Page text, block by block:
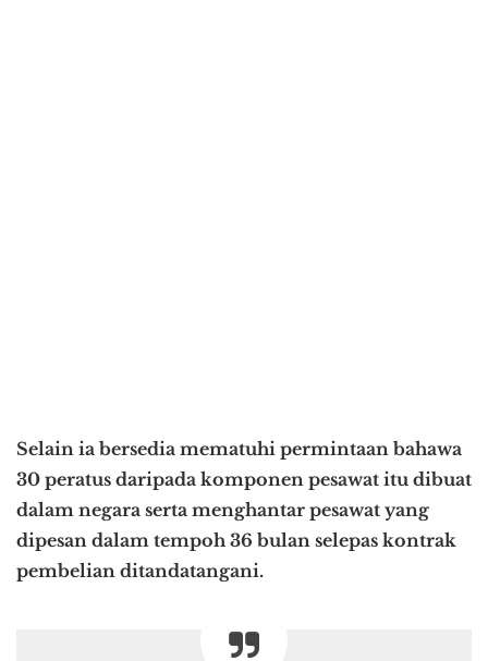
Selain ia bersedia mematuhi permintaan bahawa
30 peratus daripada komponen pesawat itu dibuat
dalam negara serta menghantar pesawat yang
dipesan dalam tempoh 36 bulan selepas kontrak
pembelian ditandatangani.